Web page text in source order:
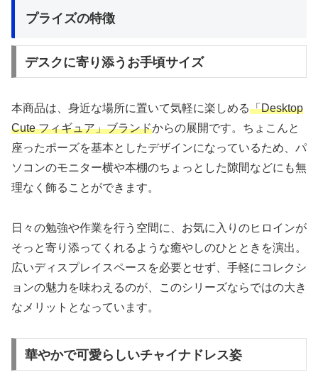
プライズの特徴
デスクに寄り添うお手頃サイズ
本商品は、身近な場所に置いて気軽に楽しめる「Desktop
Cute フィギュア」ブランドからの展開です。ちょこんと
座ったポーズを基本としたデザインになっているため、パ
ソコンのモニター横や本棚のちょっとした隙間などにも無
理なく飾ることができます。
日々の勉強や作業を行う空間に、お気に入りのヒロインが
そっと寄り添ってくれるような癒やしのひとときを演出。
広いディスプレイスペースを必要とせず、手軽にコレクシ
ョンの魅力を味わえるのが、このシリーズならではの大き
なメリットとなっています。
華やかで可愛らしいチャイナドレス姿